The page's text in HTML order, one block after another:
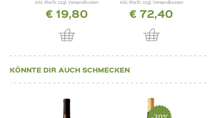
inkl. MwSt. zzgl. Versandkosten
€ 19,80
inkl. MwSt. zzgl. Versandkosten
€ 72,40
KÖNNTE DIR AUCH SCHMECKEN